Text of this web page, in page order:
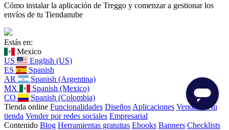
Cómo instalar la aplicación de Treggo y comenzar a gestionar los
envíos de tu Tiendanube
Estás en:
Mexico
US
English (US)
ES
Spanish
AR
Spanish (Argentina)
MX
Spanish (Mexico)
CO
Spanish (Colombia)
Tienda online Funcionalidades Diseños Aplicaciones Vender en tu
tienda Vender por redes sociales Empresarial
Contenido Blog Herramientas gratuitas Ebooks Banners Checklists